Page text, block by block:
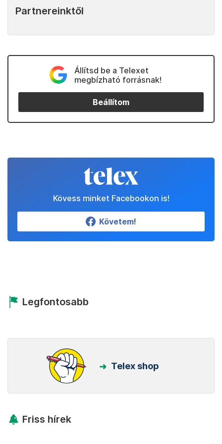
Partnereinktől
Állítsd be a Telexet
megbízható forrásnak!
Beállítom
Kövess minket Facebookon is!
Követem!
Legfontosabb
Telex shop
Friss hírek